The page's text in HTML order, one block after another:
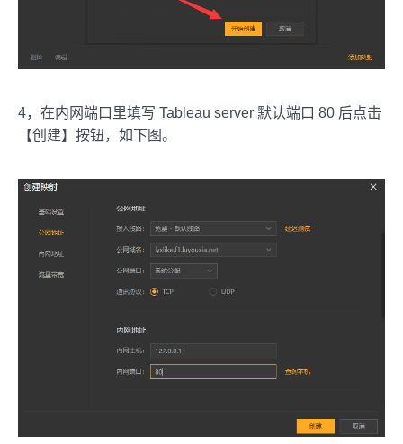
4，在内网端口里填写 Tableau server 默认端口 80 后点击
【创建】按钮，如下图。